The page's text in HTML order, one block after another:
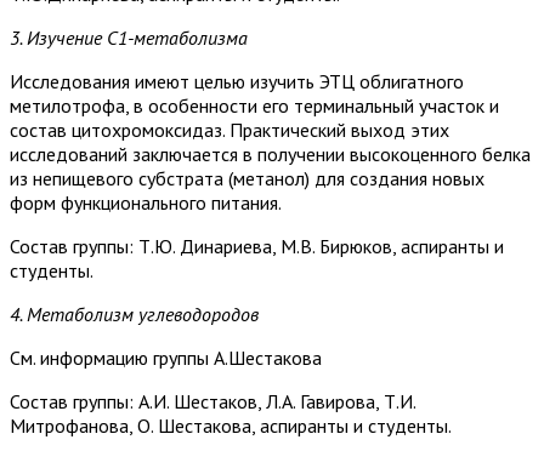
3. Изучение С1-метаболизма
Исследования имеют целью изучить ЭТЦ облигатного
метилотрофа, в особенности его терминальный участок и
состав цитохромоксидаз. Практический выход этих
исследований заключается в получении высокоценного белка
из непищевого субстрата (метанол) для создания новых
форм функционального питания.
Состав группы: Т.Ю. Динариева, М.В. Бирюков, аспиранты и
студенты.
4. Метаболизм углеводородов
См. информацию группы А.Шестакова
Состав группы: А.И. Шестаков, Л.А. Гавирова, Т.И.
Митрофанова, О. Шестакова, аспиранты и студенты.